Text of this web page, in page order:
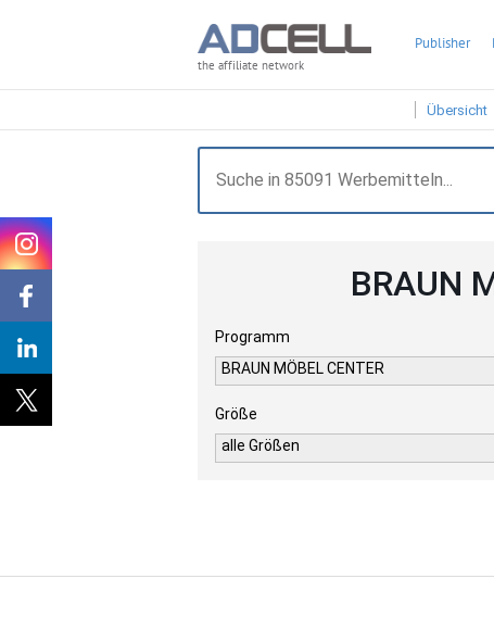
the affiliate network
Publisher
Übersicht
BRAUN
Programm
BRAUN MÖBEL CENTER
Größe
alle Größen